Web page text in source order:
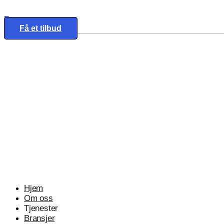
Eng
Få et tilbud
Hjem
Om oss
Tjenester
Bransjer